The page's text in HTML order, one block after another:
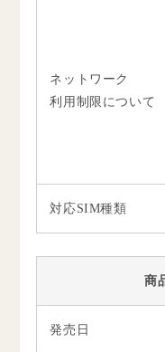
ネットワーク
利用制限について
対応SIM種類
商
発売日